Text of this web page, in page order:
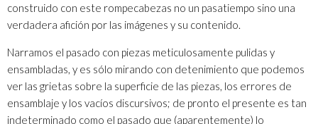
construido con este rompecabezas no un pasatiempo sino una
verdadera afición por las imágenes y su contenido.
Narramos el pasado con piezas meticulosamente pulidas y
ensambladas, y es sólo mirando con detenimiento que podemos
ver las grietas sobre la superficie de las piezas, los errores de
ensamblaje y los vacíos discursivos; de pronto el presente es tan
indeterminado como el pasado que (aparentemente) lo